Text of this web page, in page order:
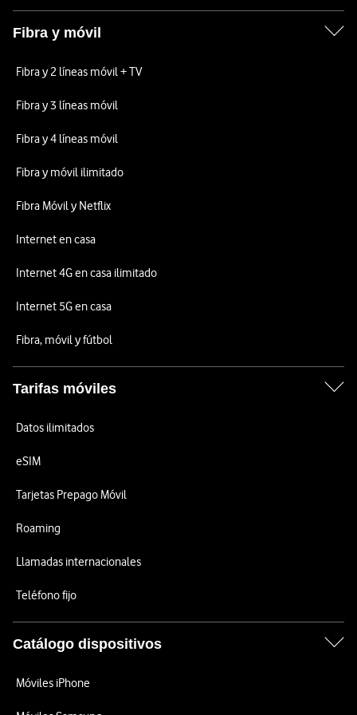
Fibra y móvil
Fibra y 2 líneas móvil + TV
Fibra y 3 líneas móvil
Fibra y 4 líneas móvil
Fibra y móvil ilimitado
Fibra Móvil y Netflix
Internet en casa
Internet 4G en casa ilimitado
Internet 5G en casa
Fibra, móvil y fútbol
Tarifas móviles
Datos ilimitados
eSIM
Tarjetas Prepago Móvil
Roaming
Llamadas internacionales
Teléfono fijo
Catálogo dispositivos
Móviles iPhone